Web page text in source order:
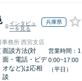
インタビュ
ーを見る
兵庫県
事務所 西宮支店
面談方法(対
面・電話・ビデ
オなど)は応相
談
営業時間：1
0:00~17:00
（平日）